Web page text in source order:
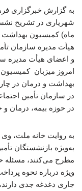
به گزارش خبرگزاری
ماه) کمیسیون بهداشت
هیأت مدیره سازمان
و اعضای هیأت مدیره
امروز میزبان
بهداشت و درمان در
در سازمان تأمین
در حوزه بیمه، درمان
به روایت خانه ملت،
به‌ویژه بازنشستگان
مطرح می‌کنند، مسئله
ویژه درباره نحوه
جاری دغدغه جدی